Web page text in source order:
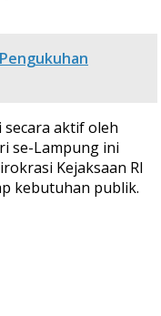
aktif oleh
se-Lampung ini
Kejaksaan RI
kebutuhan publik.